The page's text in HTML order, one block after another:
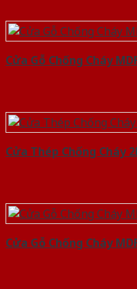
Cửa Gỗ Chống Cháy
Cửa Thép Chống Cháy
Cửa Gỗ Chống Cháy